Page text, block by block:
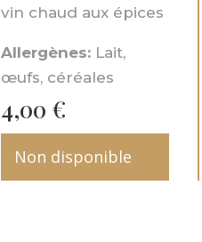
vin chaud aux épices
Allergènes:Lait,
œufs, céréales
4,00 €
Non disponible